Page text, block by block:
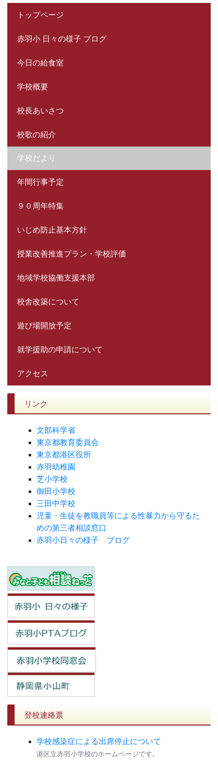
トップページ
赤羽小 日々の様子 ブログ
今日の給食室
学校概要
校長あいさつ
校歌の紹介
学校だより
年間行事予定
９０周年特集
いじめ防止基本方針
授業改善推進プラン・学校評価
地域学校協働支援本部
校舎改築について
遊び場開放予定
就学援助の申請について
アクセス
リンク
文部科学省
東京都教育委員会
東京都港区役所
赤羽幼稚園
芝小学校
御田小学校
三田中学校
児童・生徒を教職員等による性暴力から守るた
めの第三者相談窓口
赤羽小日々の様子 ブログ
登校連絡票
学校感染症による出席停止について
港区立赤羽小学校のホームページです。